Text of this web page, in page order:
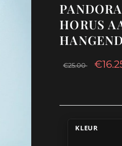
HORUS
€25.00
KLEUR